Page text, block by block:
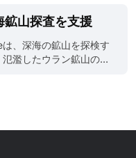
きました。JLC3DP
スと精密CNC加工でよ
なオンライン3Dプリン
尽力しています。同時
プログラムを
て、重要な金属部品の
目的としています。
グラム ESLプログラ
ぞれが徐々に高い高度
ミッションの重要な側面
鉱山探査を支援
、深海の鉱山を探検す
濫したウラン鉱山の奥
した。CPSdroneが過去